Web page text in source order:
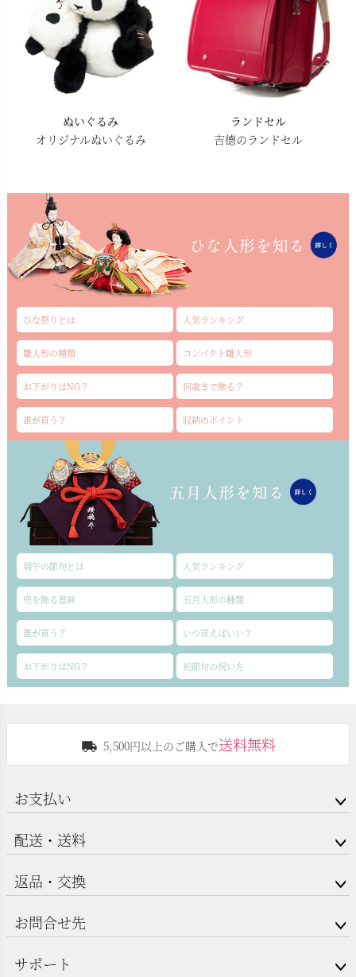
ぬいぐるみ
オリジナルぬいぐるみ
ランドセル
吉德のランドセル
ひな祭りとは 人気ランキング
雛人形の種類 コンパクト雛人形
お下がりはNG？ 何歳まで飾る？
誰が買う？ 収納のポイント
端午の節句とは 人気ランキング
兜を飾る意味 五月人形の種類
誰が買う？ いつ買えばいい？
お下がりはNG？ 初節句の祝い方
5,500円以上のご購入で送料無料
お支払い
配送・送料
返品・交換
お問合せ先
サポート